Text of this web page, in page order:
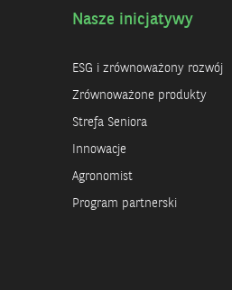
Nasze inicjatywy
ESG i zrównoważony rozwój
Zrównoważone produkty
Strefa Seniora
Innowacje
Agronomist
Program partnerski